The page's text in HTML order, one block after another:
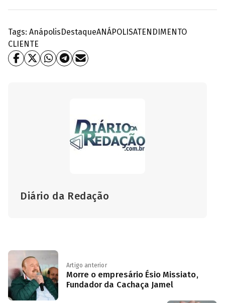
Tags: AnápolisDestaqueANÁPOLISATENDIMENTO
CLIENTE
Diário da Redação
Artigo anterior
Morre o empresário Ésio Missiato,
Fundador da Cachaça Jamel